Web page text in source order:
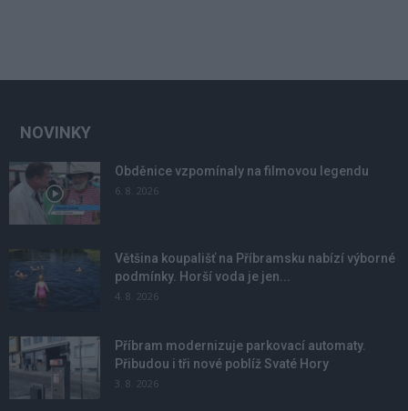
NOVINKY
Obděnice vzpomínaly na filmovou legendu
6. 8. 2026
Většina koupališť na Příbramsku nabízí výborné
podmínky. Horší voda je jen...
4. 8. 2026
Příbram modernizuje parkovací automaty.
Přibudou i tři nové poblíž Svaté Hory
3. 8. 2026